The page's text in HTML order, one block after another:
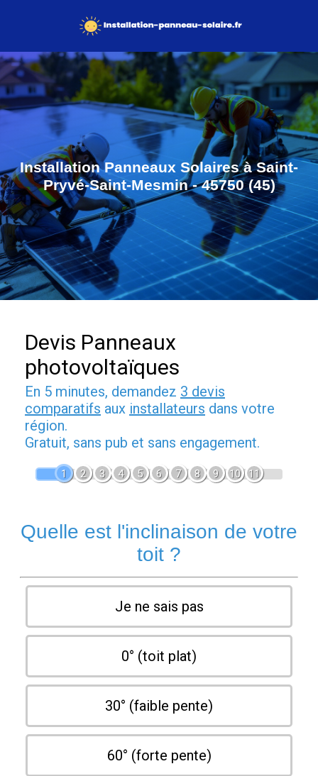
Installation Panneaux Solaires à Saint-
Pryvé-Saint-Mesmin - 45750 (45)
Devis Panneaux
photovoltaïques
En 5 minutes, demandez 3 devis
comparatifs aux installateurs dans votre
région.
Gratuit, sans pub et sans engagement.
1 2 3 4 5 6 7 8 9 10 11
Quelle est l'inclinaison de votre
toit ?
Je ne sais pas
0° (toit plat)
30° (faible pente)
60° (forte pente)